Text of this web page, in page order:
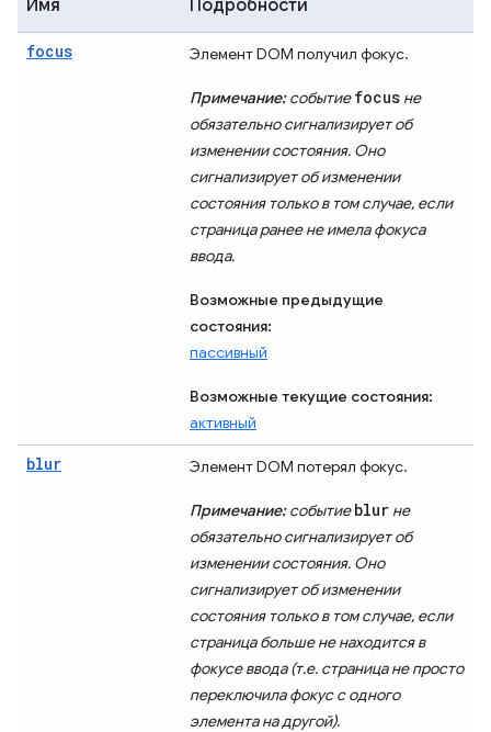
Имя Подробности
focus Элемент DOM получил фокус.
Примечание:событиеfocus не
обязательно сигнализирует об
изменении состояния. Оно
сигнализирует об изменении
состояния только в том случае, если
страница ранее не имела фокуса
ввода.
Возможные предыдущие
состояния:
пассивный
Возможные текущие состояния:
активный
blur Элемент DOM потерял фокус.
Примечание:событиеblur не
обязательно сигнализирует об
изменении состояния. Оно
сигнализирует об изменении
состояния только в том случае, если
страница больше не находится в
фокусе ввода (т.е. страница не просто
переключила фокус с одного
элемента на другой).